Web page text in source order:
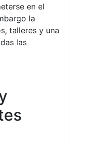
en el
la
talleres y una
las